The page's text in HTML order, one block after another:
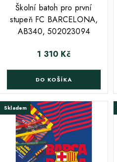
Školní batoh pro první
stupeň FC BARCELONA,
AB340, 502023094
Cena
1 310 Kč
DO KOŠÍKA
Skladem